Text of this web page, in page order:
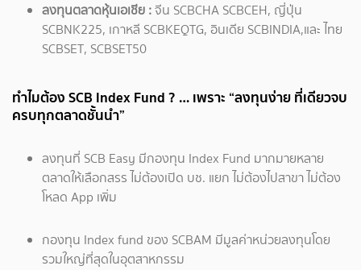
ลงทุนตลาดหุ้นเอเชีย :จีน SCBCHA SCBCEH, ญี่ปุ่น
SCBNK225, เกาหลี SCBKEQTG, อินเดีย SCBINDIA,และ ไทย
SCBSET, SCBSET50
ทำไมต้อง SCB Index Fund ? … เพราะ “ลงทุนง่าย ที่เดียวจบ
ครบทุกตลาดชั้นนำ”
ลงทุนที่ SCB Easy มีกองทุน Index Fund มากมายหลาย
ตลาดให้เลือกสรร ไม่ต้องเปิด บช. แยก ไม่ต้องไปสาขา ไม่ต้อง
โหลด App เพิ่ม
กองทุน Index fund ของ SCBAM มีมูลค่าหน่วยลงทุนโดย
รวมใหญ่ที่สุดในอุตสาหกรรม